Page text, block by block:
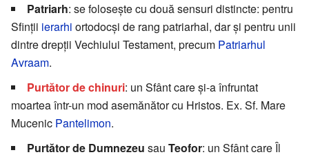
Patriarh: se folosește cu două sensuri distincte: pentru
Sfinții ierarhi ortodocși de rang patriarhal, dar și pentru unii
dintre drepții Vechiului Testament, precum Patriarhul
Avraam.
Purtător de chinuri: un Sfânt care și-a înfruntat
moartea într-un mod asemănător cu Hristos. Ex. Sf. Mare
Mucenic Pantelimon.
Purtător de Dumnezeu sau Teofor: un Sfânt care Îl